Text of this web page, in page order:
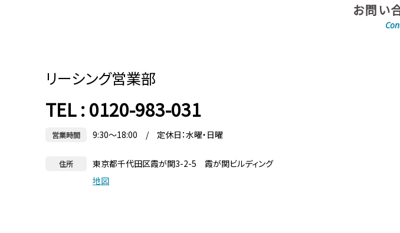
お問い
リーシング営業部
TEL : 0120-983-031
営業時間 9:30～18:00 / 定休日：水曜・日曜
住所
東京都千代田区霞が関3-2-5 霞が関ビルディング
地図